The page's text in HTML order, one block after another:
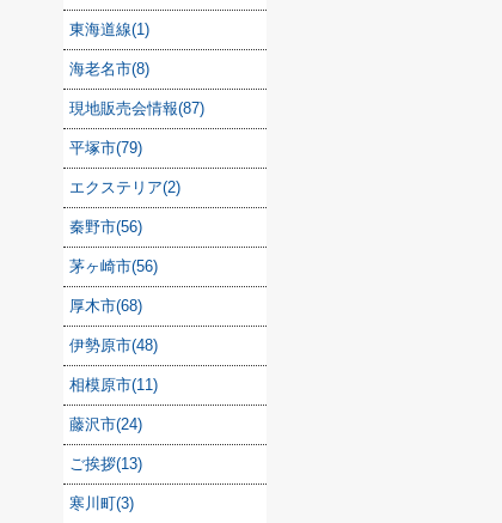
東海道線(1)
海老名市(8)
現地販売会情報(87)
平塚市(79)
エクステリア(2)
秦野市(56)
茅ヶ崎市(56)
厚木市(68)
伊勢原市(48)
相模原市(11)
藤沢市(24)
ご挨拶(13)
寒川町(3)